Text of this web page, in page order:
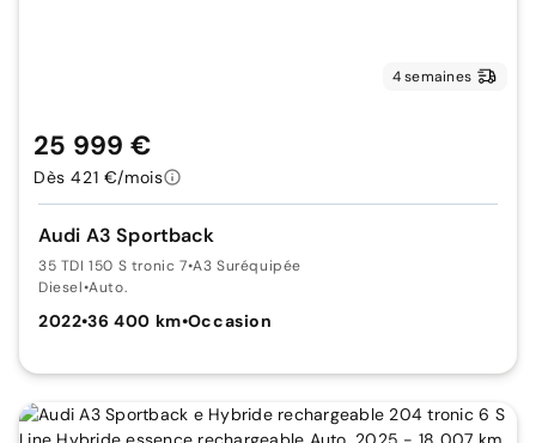
4 semaines
Audi A3 Sportback
35 TDI 150 S tronic 7•A3 Suréquipée
Diesel•Auto.
2022•36 400 km•Occasion
25 999 €
Dès 421 €/mois